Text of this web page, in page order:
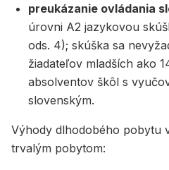
preukázanie ovládania
úrovni A2 jazykovou
ods. 4); skúška sa
žiadateľov mladších ako
absolventov škôl s
slovenským.
Výhody dlhodobého pobytu
trvalým pobytom: